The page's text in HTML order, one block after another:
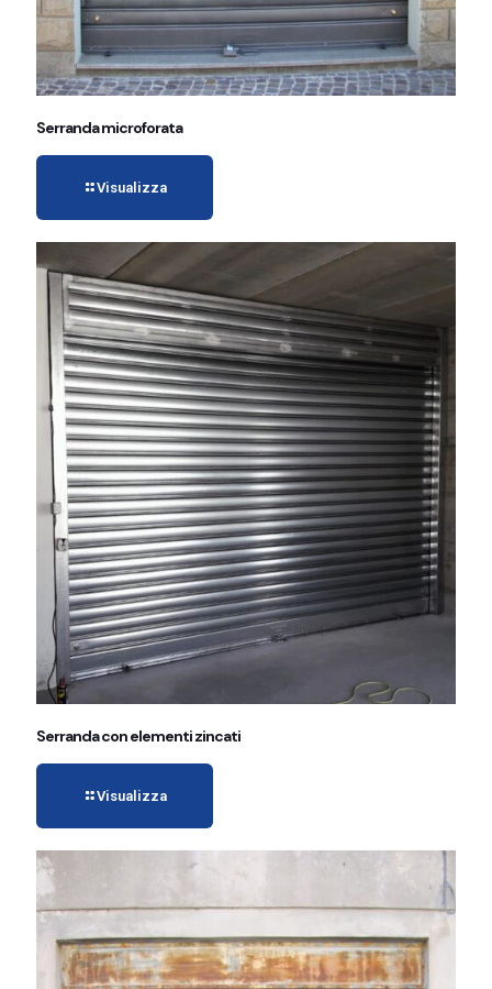
Serranda microforata
Visualizza
Serranda con elementi zincati
Visualizza